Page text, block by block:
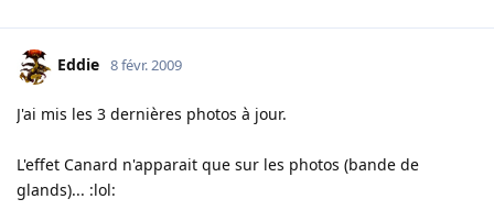
Eddie 8 févr. 2009
J'ai mis les 3 dernières photos à jour.
L'effet Canard n'apparait que sur les photos (bande de
glands)... :lol: